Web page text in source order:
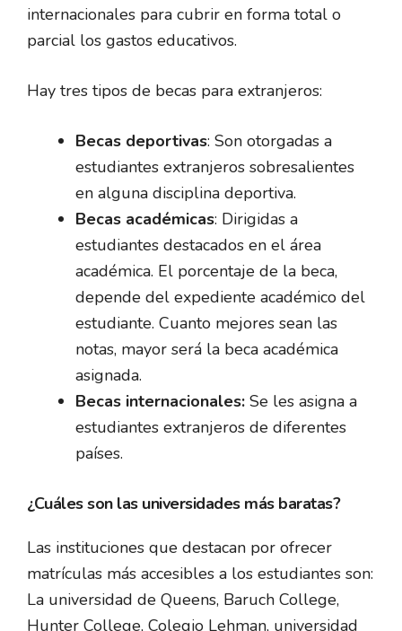
internacionales para cubrir en forma total o
parcial los gastos educativos.
Hay tres tipos de becas para extranjeros:
Becas deportivas: Son otorgadas a
estudiantes extranjeros sobresalientes
en alguna disciplina deportiva.
Becas académicas: Dirigidas a
estudiantes destacados en el área
académica. El porcentaje de la beca,
depende del expediente académico del
estudiante. Cuanto mejores sean las
notas, mayor será la beca académica
asignada.
Becas internacionales: Se les asigna a
estudiantes extranjeros de diferentes
países.
¿Cuáles son las universidades más baratas?
Las instituciones que destacan por ofrecer
matrículas más accesibles a los estudiantes son:
La universidad de Queens, Baruch College,
Hunter College, Colegio Lehman, universidad